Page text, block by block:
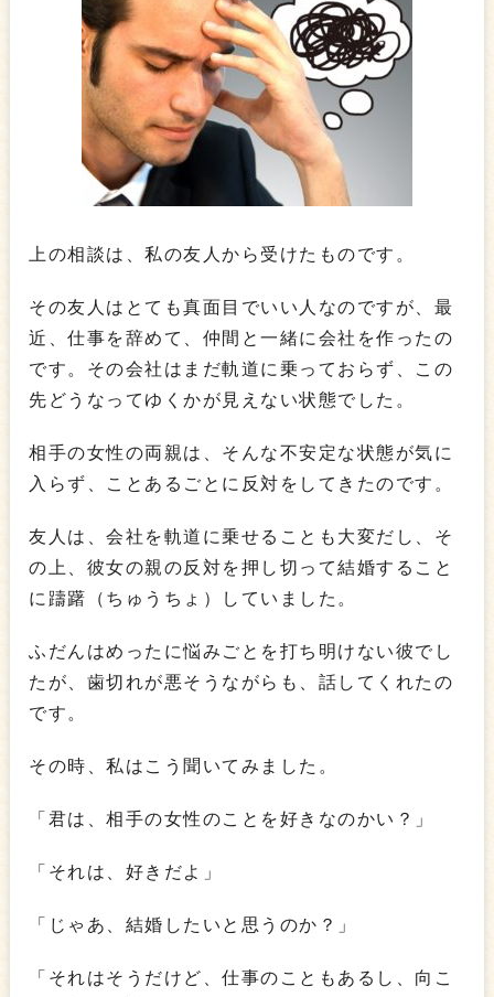
上の相談は、私の友人から受けたものです。
その友人はとても真面目でいい人なのですが、最
近、仕事を辞めて、仲間と一緒に会社を作ったの
です。その会社はまだ軌道に乗っておらず、この
先どうなってゆくかが見えない状態でした。
相手の女性の両親は、そんな不安定な状態が気に
入らず、ことあるごとに反対をしてきたのです。
友人は、会社を軌道に乗せることも大変だし、そ
の上、彼女の親の反対を押し切って結婚すること
に躊躇（ちゅうちょ）していました。
ふだんはめったに悩みごとを打ち明けない彼でし
たが、歯切れが悪そうながらも、話してくれたの
です。
その時、私はこう聞いてみました。
「君は、相手の女性のことを好きなのかい？」
「それは、好きだよ」
「じゃあ、結婚したいと思うのか？」
「それはそうだけど、仕事のこともあるし、向こ